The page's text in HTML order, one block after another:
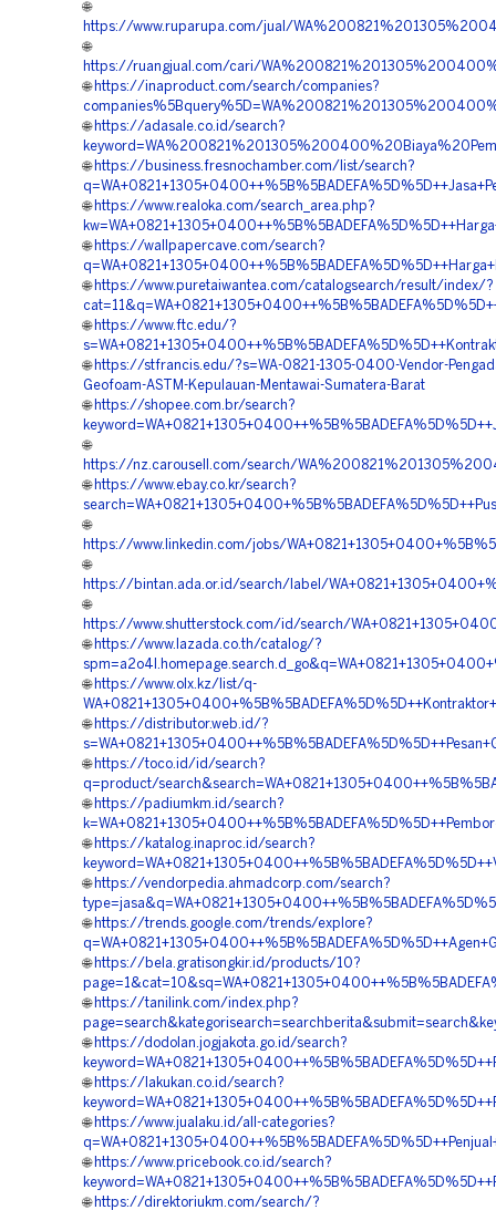
🌐
https://www.ruparupa.com/jual/
🌐
https://ruangjual.com/cari/
🌐 https://inaproduct.com/search/companies?
🌐 https://adasale.co.id/search?
🌐 https://business.fresnochamber.com/list/search?
🌐 https://www.realoka.com/search_area.php?
🌐 https://wallpapercave.com/search?
🌐 https://www.puretaiwantea.com/catalogsearch/result/index/?
🌐 https://www.ftc.edu/?
🌐 https://stfrancis.edu/?s=WA-0821-1305-0400-Vendor-
Geofoam-ASTM-Kepulauan-Mentawai-Sumatera-Barat
🌐 https://shopee.com.br/search?
🌐
https://nz.carousell.com/search/
🌐 https://www.ebay.co.kr/search?
🌐
https://www.linkedin.com/jobs/
🌐
https://bintan.ada.or.id/search/label/
🌐
https://www.shutterstock.com/id/search/
🌐 https://www.lazada.co.th/catalog/?
🌐 https://www.olx.kz/list/q-
🌐 https://distributor.web.id/?
🌐 https://toco.id/id/search?
q=product/
🌐 https://padiumkm.id/search?
🌐 https://katalog.inaproc.id/search?
🌐 https://vendorpedia.ahmadcorp.com/search?
🌐 https://trends.google.com/trends/explore?
🌐 https://bela.gratisongkir.id/products/10?
🌐 https://tanilink.com/index.php?
🌐 https://dodolan.jogjakota.go.id/search?
🌐 https://lakukan.co.id/search?
🌐 https://www.jualaku.id/all-categories?
🌐 https://www.pricebook.co.id/search?
🌐 https://direktoriukm.com/search/?